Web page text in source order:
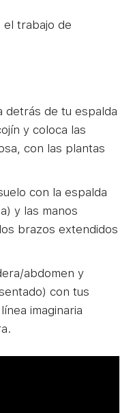
el trabajo de
detrás de tu espalda
y coloca las
con las plantas
con la espalda
y las manos
brazos extendidos
abdomen y
con tus
imaginaria